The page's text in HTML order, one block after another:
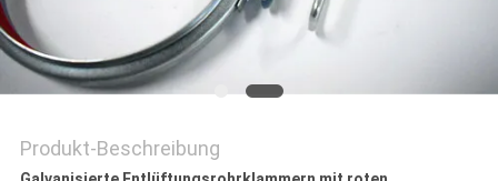
Produkt-Beschreibung